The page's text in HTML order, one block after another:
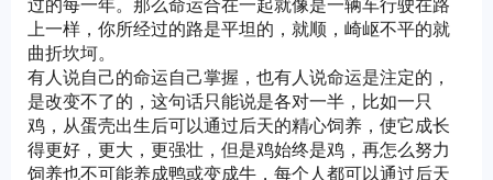
上一样，你所经过的路是平坦的，就顺，崎岖不平的就
曲折坎坷。
有人说自己的命运自己掌握，也有人说命运是注定的，
是改变不了的，这句话只能说是各对一半，比如一只
鸡，从蛋壳出生后可以通过后天的精心饲养，使它成长
得更好，更大，更强壮，但是鸡始终是鸡，再怎么努力
饲养也不可能养成鸭或变成牛，每个人都可以通过后天